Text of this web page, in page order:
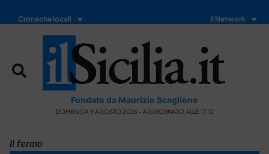
Cronache locali Il Network
Fondato da Maurizio Scaglione
DOMENICA 9 AGOSTO 2026 - AGGIORNATO ALLE 17:12
Il fermo